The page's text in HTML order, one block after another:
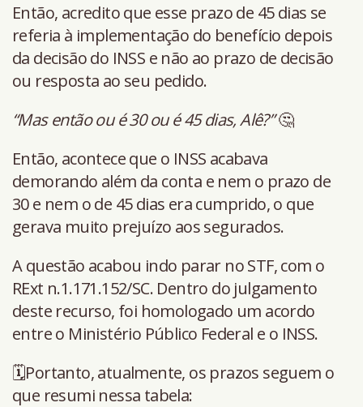
Então, acredito que esse prazo de 45 dias se
referia à implementação do benefício depois
da decisão do INSS e não ao prazo de decisão
ou resposta ao seu pedido.
“Mas então ou é 30 ou é 45 dias, Alê?”🤔
Então, acontece que o INSS acabava
demorando além da conta e nem o prazo de
30 e nem o de 45 dias era cumprido, o que
gerava muito prejuízo aos segurados.
A questão acabou indo parar no STF, com o
RExt n.1.171.152/SC. Dentro do julgamento
deste recurso, foi homologado um acordo
entre o Ministério Público Federal e o INSS.
🗓️Portanto, atualmente, os prazos seguem o
que resumi nessa tabela: